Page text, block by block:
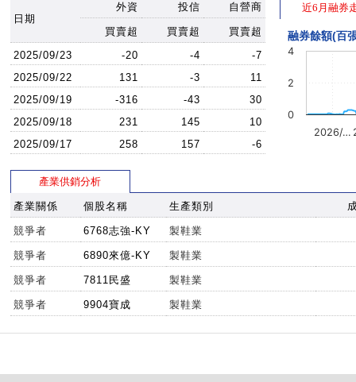
日期
外資 投信 自營商
買賣超 買賣超
買賣超
2025/09/23
-20 -4
-7
2025/09/22
131 -3
11
2025/09/19
-316 -43
30
2025/09/18
231 145
10
2025/09/17
258 157 -6
近6月融券
融券餘額(百
2026/…
0
2
4
產業供銷分析
產業關係 個股名稱 生產類別
競爭者 6768志強-KY 製鞋業
競爭者 6890來億-KY 製鞋業
競爭者 7811民盛 製鞋業
競爭者 9904寶成 製鞋業